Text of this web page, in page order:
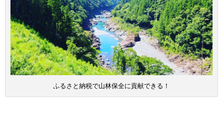
ふるさと納税で山林保全に貢献できる！